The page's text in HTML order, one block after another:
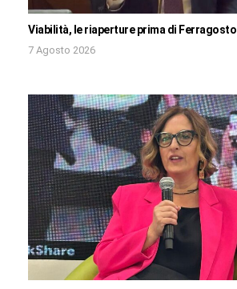
Viabilità, le riaperture prima di Ferragosto
7 Agosto 2026